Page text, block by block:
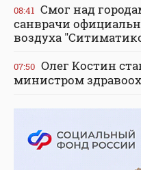
08:41 Смог над
санврачи
воздуха
07:50 Олег Костин
министром